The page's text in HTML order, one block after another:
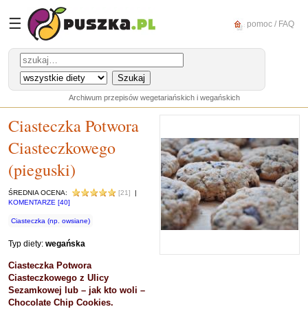
☰ pomoc / FAQ
Archiwum przepisów wegetariańskich i wegańskich
Ciasteczka Potwora
Ciasteczkowego
(pieguski)
ŚREDNIA OCENA: [21]
|
KOMENTARZE [40]
Ciasteczka (np. owsiane)
Typ diety: wegańska
Ciasteczka Potwora
Ciasteczkowego z Ulicy
Sezamkowej lub – jak kto woli –
Chocolate Chip Cookies.